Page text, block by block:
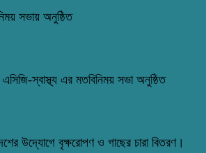
সভায় অনুষ্ঠিত
এসিজি-স্বাস্থ্য এর মতবিনিময় সভা অনুষ্ঠিত
উদ্যোগে বৃক্ষরোপণ ও গাছের চারা বিতরণ।